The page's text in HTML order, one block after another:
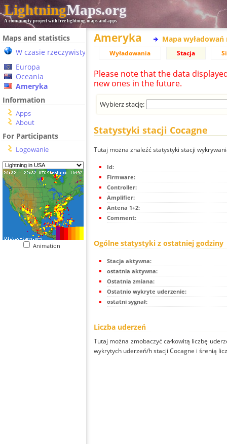
LightningMaps.org
A community project with free lightning maps and apps
Maps and statistics
W czasie rzeczywistym
Europa
Oceania
Ameryka
Information
Apps
About
For Participants
Logowanie
Animation
Ameryka Mapa wyładowań
Wyładowania Stacja
Please note that the data
new ones in the future.
Wybierz stację:
Statystyki stacji Cocagne
Tutaj można znaleźć statystyki stacji
Id:
Firmware:
Controller:
Amplifier:
Antena 1+2:
Comment:
Ogólne statystyki z ostatniej godziny
Stacja aktywna:
ostatnia aktywna:
Ostatnia zmiana:
Ostatnio wykryte uderzenie:
ostatni sygnał:
Liczba uderzeń
Tutaj można zmobaczyć całkowitą liczbę
wykrytych uderzeń/h stacji Cocagne i śrenią